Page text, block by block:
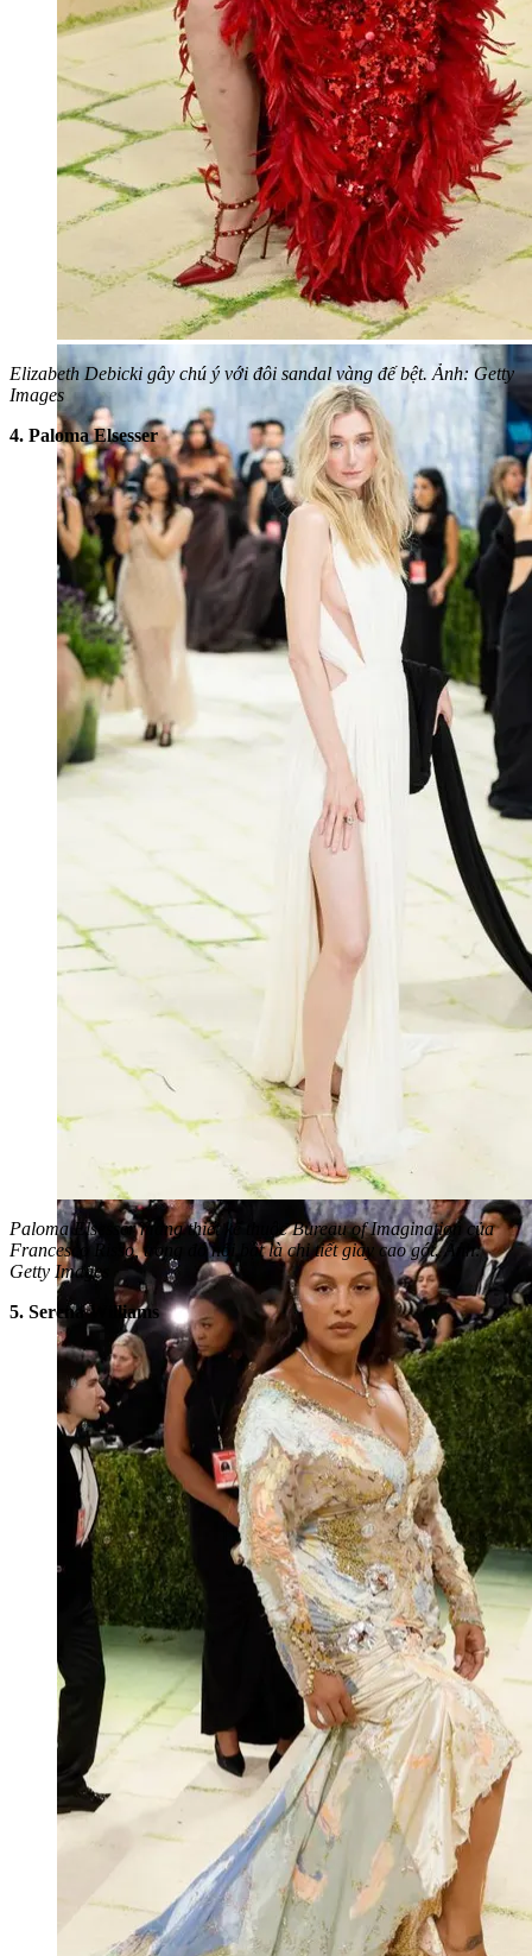
Elizabeth Debicki gây chú ý với đôi sandal vàng đế bệt. Ảnh: Getty
Images
4. Paloma Elsesser
Paloma Elsesser mang thiết kế thuộc Bureau of Imagination của
Francesco Risso, trong đó nổi bật là chi tiết giày cao gót. Ảnh:
Getty Images
5. Serena Williams